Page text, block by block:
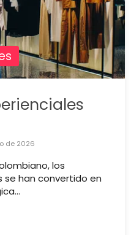
de 2026
los
se han convertido en